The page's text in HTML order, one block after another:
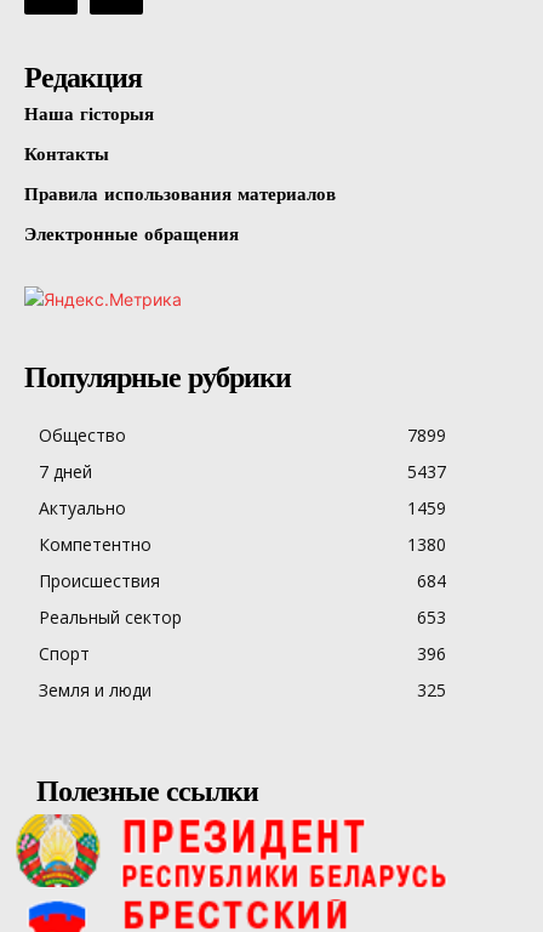
Редакция
Наша гісторыя
Контакты
Правила использования материалов
Электронные обращения
Популярные рубрики
Общество
7899
7 дней
5437
Актуально
1459
Компетентно
1380
Происшествия
684
Реальный сектор
653
Спорт
396
Земля и люди
325
Полезные ссылки